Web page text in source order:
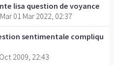
lisa question de voyance
01 Mar 2022, 02:37
sentimentale compliqu
2009, 22:43